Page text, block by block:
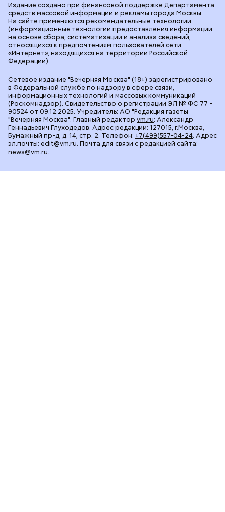
Сетевое издание "Вечерняя Москва" (18+) зарегистрировано
в Федеральной службе по надзору в сфере связи,
информационных технологий и массовых коммуникаций
(Роскомнадзор). Свидетельство о регистрации ЭЛ № ФС 77 -
90524 от 09.12.2025. Учредитель: АО "Редакция газеты
"Вечерняя Москва". Главный редактор vm.ru: Александр
Геннадьевич Глуходедов. Адрес редакции: 127015, г.Москва,
Бумажный пр-д, д. 14, стр. 2. Телефон: +7(499)557-04-24. Адрес
эл.почты: edit@vm.ru. Почта для связи с редакцией сайта:
news@vm.ru.
Издание создано при финансовой поддержке Департамента
средств массовой информации и рекламы города Москвы.
На сайте применяются рекомендательные технологии
(информационные технологии предоставления информации
на основе сбора, систематизации и анализа сведений,
относящихся к предпочтениям пользователей сети
«Интернет», находящихся на территории Российской
Федерации).